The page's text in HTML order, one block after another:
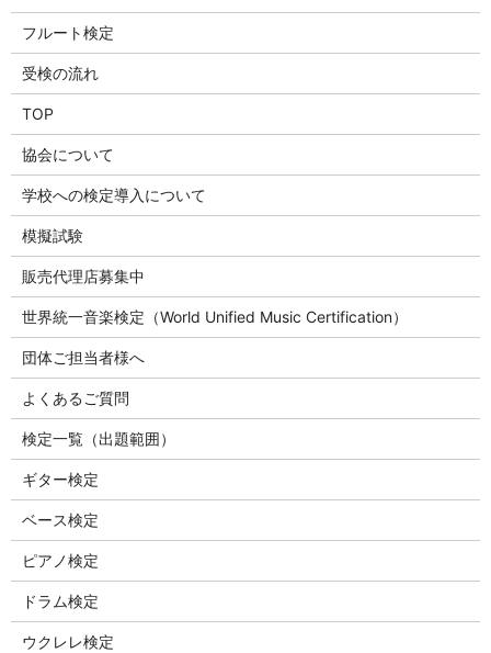
フルート検定
受検の流れ
TOP
協会について
学校への検定導入について
模擬試験
販売代理店募集中
世界統一音楽検定（World Unified Music Certification）
団体ご担当者様へ
よくあるご質問
検定一覧（出題範囲）
ギター検定
ベース検定
ピアノ検定
ドラム検定
ウクレレ検定